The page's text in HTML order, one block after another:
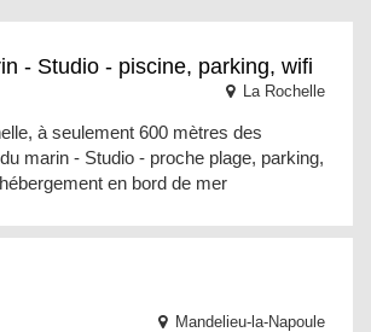
- Studio - piscine, parking, wifi
La Rochelle
à seulement 600 mètres des
marin - Studio - proche plage, parking,
en bord de mer
Mandelieu-la-Napoule